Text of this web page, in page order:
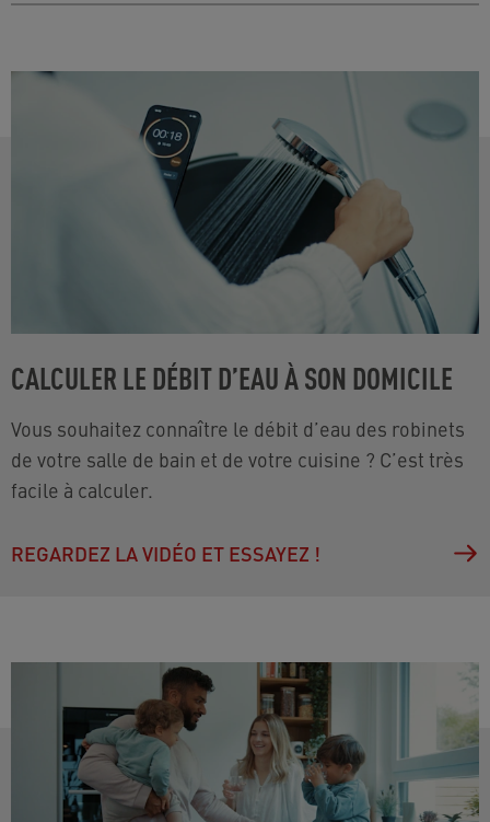
remplacé par un aérateur à économie d’eau. En
outre, le débit de ce type de système est souvent déjà
économe en eau.
remettez l’ancien joint à sa place.
CALCULER LE DÉBIT D’EAU À SON DOMICILE
Vous souhaitez connaître le débit d’eau des robinets
de votre salle de bain et de votre cuisine ? C’est très
facile à calculer.
REGARDEZ LA VIDÉO ET ESSAYEZ !